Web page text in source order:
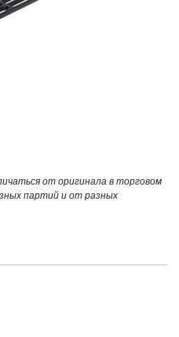
от оригинала в торговом
партий и от разных